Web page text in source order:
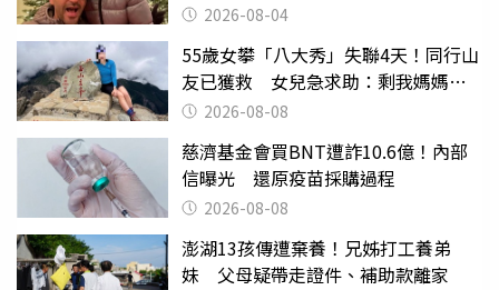
2026-08-04
55歲女攀「八大秀」失聯4天！同行山
友已獲救 女兒急求助：剩我媽媽還
沒找到
2026-08-08
慈濟基金會買BNT遭詐10.6億！內部
信曝光 還原疫苗採購過程
2026-08-08
澎湖13孩傳遭棄養！兄姊打工養弟
妹 父母疑帶走證件、補助款離家